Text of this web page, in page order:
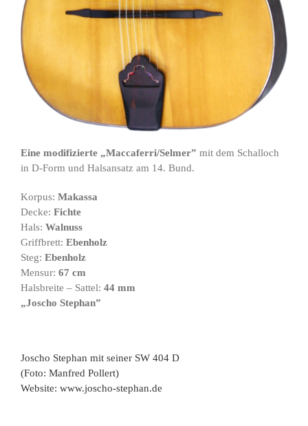
Eine modifizierte „Maccaferri/Selmer” mit dem Schalloch
in D-Form und Halsansatz am 14. Bund.
Korpus: Makassa
Decke: Fichte
Hals: Walnuss
Griffbrett: Ebenholz
Steg: Ebenholz
Mensur: 67 cm
Halsbreite – Sattel: 44 mm
„Joscho Stephan”
Joscho Stephan mit seiner SW 404 D
(Foto: Manfred Pollert)
Website: www.joscho-stephan.de